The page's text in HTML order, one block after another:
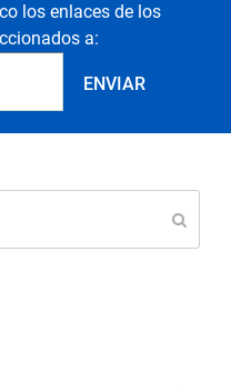
los enlaces de los
a: